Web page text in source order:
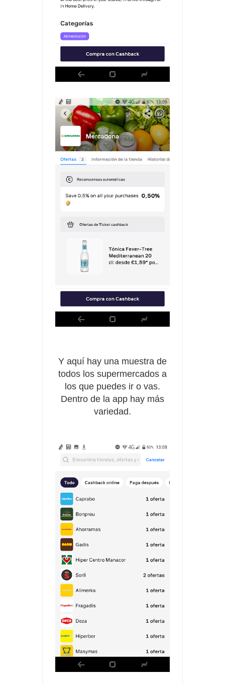
Y aquí hay una muestra de
todos los supermercados a
los que puedes ir o vas.
Dentro de la app hay más
variedad.